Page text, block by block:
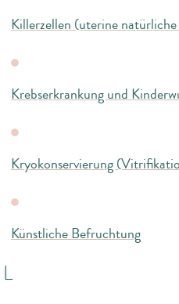
Killerzellen (uterine
Krebserkrankung und
Kryokonservierung
Künstliche Befruchtung
L